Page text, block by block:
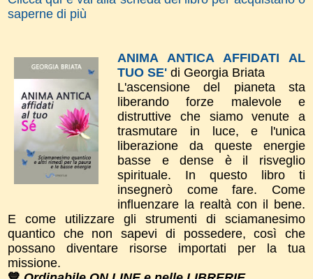
saperne di più
ANIMA ANTICA AFFIDATI AL
TUO SE' di Georgia Briata
L'ascensione del pianeta sta
liberando forze malevole e
distruttive che siamo venute a
trasmutare in luce, e l'unica
liberazione da queste energie
basse e dense è il risveglio
spirituale. In questo libro ti
insegnerò come fare. Come
influenzare la realtà con il bene.
E come utilizzare gli strumenti di sciamanesimo
quantico che non sapevi di possedere, così che
possano diventare risorse importati per la tua
missione.